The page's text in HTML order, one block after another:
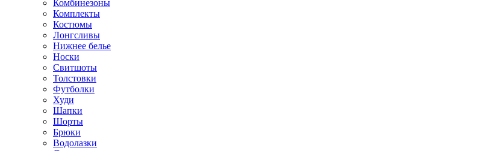
Комбинезоны
Комплекты
Костюмы
Лонгсливы
Нижнее белье
Носки
Свитшоты
Толстовки
Футболки
Худи
Шапки
Шорты
Брюки
Водолазки